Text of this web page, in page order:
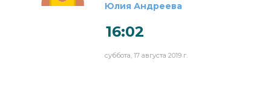
Юлия Андреева
16:02
суббота, 17 августа 2019 г.